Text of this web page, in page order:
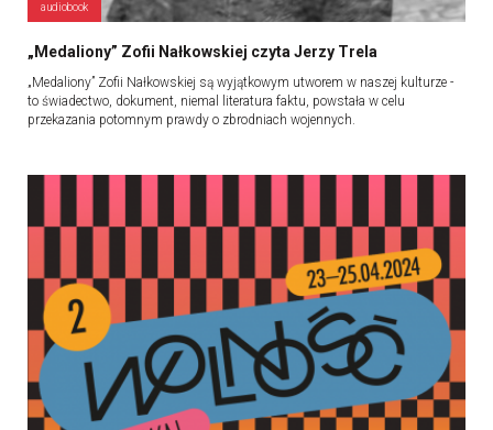
audiobook
„Medaliony” Zofii Nałkowskiej czyta Jerzy Trela
„Medaliony” Zofii Nałkowskiej są wyjątkowym utworem w naszej kulturze -
to świadectwo, dokument, niemal literatura faktu, powstała w celu
przekazania potomnym prawdy o zbrodniach wojennych.